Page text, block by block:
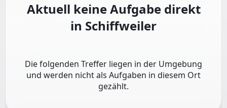
Aktuell keine Aufgabe direkt
in Schiffweiler
Die folgenden Treffer liegen in der Umgebung
und werden nicht als Aufgaben in diesem Ort
gezählt.